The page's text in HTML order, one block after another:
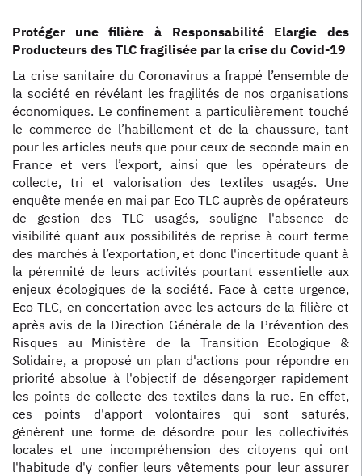
Protéger une filière à Responsabilité Elargie des
Producteurs des TLC fragilisée par la crise du Covid-19
La crise sanitaire du Coronavirus a frappé l’ensemble de
la société en révélant les fragilités de nos organisations
économiques. Le confinement a particulièrement touché
le commerce de l’habillement et de la chaussure, tant
pour les articles neufs que pour ceux de seconde main en
France et vers l’export, ainsi que les opérateurs de
collecte, tri et valorisation des textiles usagés. Une
enquête menée en mai par Eco TLC auprès de opérateurs
de gestion des TLC usagés, souligne l'absence de
visibilité quant aux possibilités de reprise à court terme
des marchés à l’exportation, et donc l'incertitude quant à
la pérennité de leurs activités pourtant essentielle aux
enjeux écologiques de la société. Face à cette urgence,
Eco TLC, en concertation avec les acteurs de la filière et
après avis de la Direction Générale de la Prévention des
Risques au Ministère de la Transition Ecologique &
Solidaire, a proposé un plan d'actions pour répondre en
priorité absolue à l'objectif de désengorger rapidement
les points de collecte des textiles dans la rue. En effet,
ces points d'apport volontaires qui sont saturés,
génèrent une forme de désordre pour les collectivités
locales et une incompréhension des citoyens qui ont
l'habitude d'y confier leurs vêtements pour leur assurer